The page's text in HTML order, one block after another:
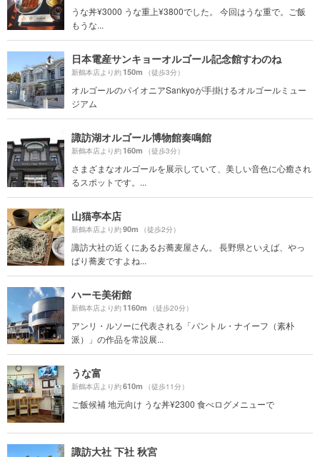
うな丼¥3000 うな重上¥3800でした。 今回はうな重で。ご飯
もうな...
日本電産サンキョーオルゴール記念館すわのね
新鶴本店より約150m （徒歩3分）
オルゴールのパイオニアSankyoが手掛けるオルゴールミュー
ジアム
諏訪湖オルゴール博物館奏鳴館
新鶴本店より約160m （徒歩3分）
さまざまなオルゴールを展示していて、美しい音色に心癒され
るスポットです。...
山猫亭本店
新鶴本店より約90m （徒歩2分）
諏訪大社の近くにあるお蕎麦屋さん。 長野県といえば、やっ
ぱり蕎麦ですよね...
ハーモ美術館
新鶴本店より約1160m （徒歩20分）
アンリ・ルソーに代表される「パントル・ナイーフ（素朴
派）」の作品を常設展...
うな富
新鶴本店より約610m （徒歩11分）
ご飯候補 地元向け うな丼¥2300 食べログメニューで
諏訪大社 下社 秋宮